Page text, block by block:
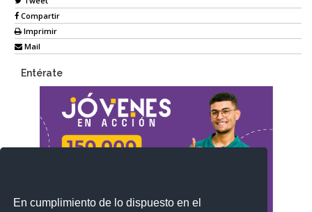
En cumplimiento de lo dispuesto en el
Compartir
Imprimir
Mail
Entérate